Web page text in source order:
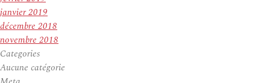
janvier 2019
décembre 2018
novembre 2018
Categories
Aucune catégorie